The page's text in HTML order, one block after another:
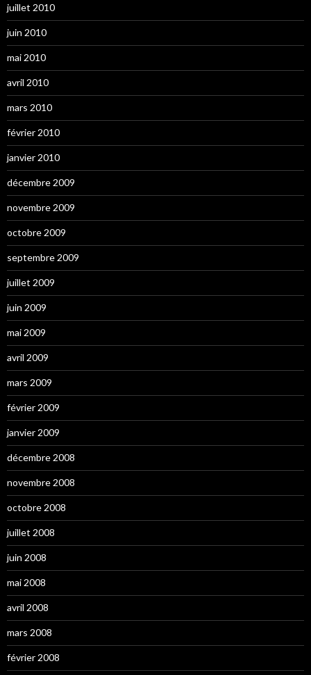
juillet 2010
juin 2010
mai 2010
avril 2010
mars 2010
février 2010
janvier 2010
décembre 2009
novembre 2009
octobre 2009
septembre 2009
juillet 2009
juin 2009
mai 2009
avril 2009
mars 2009
février 2009
janvier 2009
décembre 2008
novembre 2008
octobre 2008
juillet 2008
juin 2008
mai 2008
avril 2008
mars 2008
février 2008